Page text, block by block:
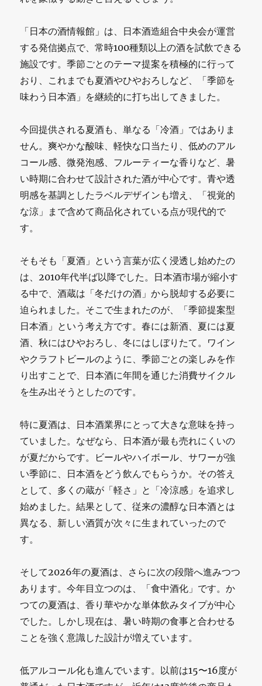
「日本の酒情報館」は、日本酒造組合中央会が運営
する発信拠点で、常時100種類以上の酒を試飲できる
施設です。季節ごとのテーマ提案を積極的に行って
おり、これまでも夏酒やひやおろしなど、「季節を
味わう日本酒」を継続的に打ち出してきました。
今回提供される夏酒も、単なる「冷酒」ではありま
せん。爽やかな酸味、軽快な口当たり、低めのアル
コール感、微発泡感、フルーティーな香りなど、暑
い時期に合わせて設計された酒が中心です。青や透
明感を基調としたラベルデザインも増え、「視覚的
な涼」まで含めて商品化されている点が現代的で
す。
そもそも「夏酒」という言葉が広く浸透し始めたの
は、2010年代半ば以降でした。日本酒市場が縮小す
る中で、酒蔵は「冬だけの酒」から脱却する必要に
迫られました。そこで生まれたのが、「季節提案型
日本酒」という考え方です。春には新酒、夏には夏
酒、秋にはひやおろし、冬にはしぼりたて。ワイン
やクラフトビールのように、季節ごとの楽しみを作
り出すことで、日本酒に年間を通じた消費サイクル
を生み出そうとしたのです。
特に夏酒は、日本酒業界にとって大きな意味を持っ
ていました。なぜなら、日本酒が最も売れにくいの
が夏だからです。ビールやハイボール、サワーが強
い季節に、日本酒をどう飲んでもらうか。その答え
として、多くの蔵が「軽さ」と「冷涼感」を追求し
始めました。結果として、従来の濃醇な日本酒とは
異なる、新しい酒質が次々に生まれていったので
す。
そして2026年の夏酒は、さらに次の段階へ進みつつ
あります。今年目立つのは、「食中酒化」です。か
つての夏酒は、香り華やかな単体飲みタイプが中心
でした。しかし現在は、暑い時期の食事と合わせる
ことを強く意識した設計が増えています。
低アルコール化も進んでいます。以前は15〜16度が